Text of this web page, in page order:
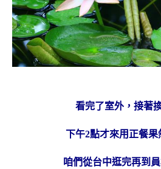
看完了室外，接著
下午2點才來用正餐果
咱們從台中逛完再到